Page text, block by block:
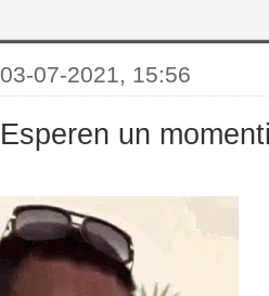
03-07-2021, 15:56
Esperen un